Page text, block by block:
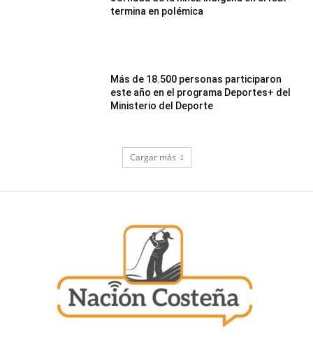
termina en polémica
Más de 18.500 personas participaron
este año en el programa Deportes+ del
Ministerio del Deporte
Cargar más